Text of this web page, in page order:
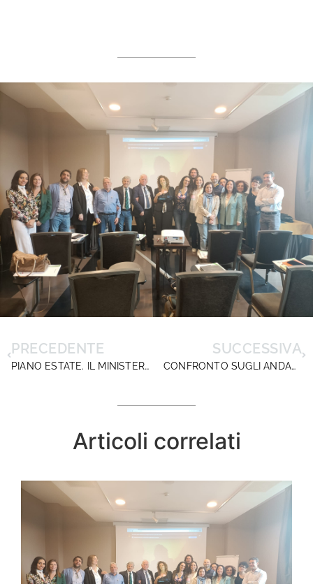
PRECEDENTE
PIANO ESTATE. IL MINISTERO CHIARISCE DOPO IL NOSTRO APPELLO
SUCCESSIVA
CONFRONTO SUGLI ANDAMENTI OCCUPAZIONALI DEI DIRIGENTI SCOLASTICI – CRITERI GENERALI PER IL CONFERIMENTO DEGLI INCARICHI DIRIGENZIALI A.S. 2025/2026
Articoli correlati